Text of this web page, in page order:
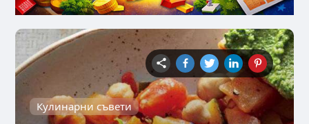
Кулинарни съвети